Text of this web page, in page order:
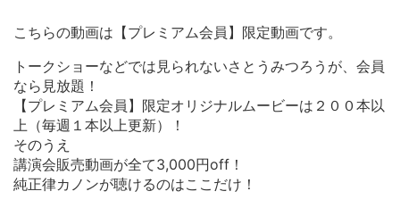
こちらの動画は【プレミアム会員】限定動画です。
トークショーなどでは見られないさとうみつろうが、会員
なら見放題！
【プレミアム会員】限定オリジナルムービーは２００本以
上（毎週１本以上更新）！
そのうえ
講演会販売動画が全て3,000円off！
純正律カノンが聴けるのはここだけ！